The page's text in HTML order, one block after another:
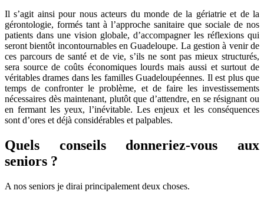
Il s’agit ainsi pour nous acteurs du monde de la gériatrie et de la
gérontologie, formés tant à l’approche sanitaire que sociale de nos
patients dans une vision globale, d’accompagner les réflexions qui
seront bientôt incontournables en Guadeloupe. La gestion à venir de
ces parcours de santé et de vie, s’ils ne sont pas mieux structurés,
sera source de coûts économiques lourds mais aussi et surtout de
véritables drames dans les familles Guadeloupéennes. Il est plus que
temps de confronter le problème, et de faire les investissements
nécessaires dès maintenant, plutôt que d’attendre, en se résignant ou
en fermant les yeux, l’inévitable. Les enjeux et les conséquences
sont d’ores et déjà considérables et palpables.
Quels conseils donneriez-vous aux
seniors ?
A nos seniors je dirai principalement deux choses.